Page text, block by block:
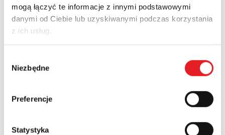
mogą łączyć te informacje z innymi podstawowymi
danymi od Ciebie lub uzyskiwanymi podczas korzystania
z ich usług.
zgody
Niezbędne
Preferencje
Statystyka
Nazwa firmy:
Numer telefonu: